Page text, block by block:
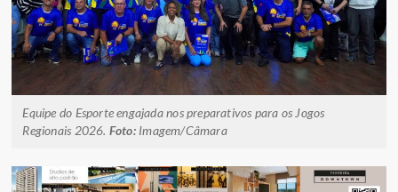
Equipe do Esporte engajada nos preparativos para os Jogos
Regionais 2026. Foto:Imagem/Câmara